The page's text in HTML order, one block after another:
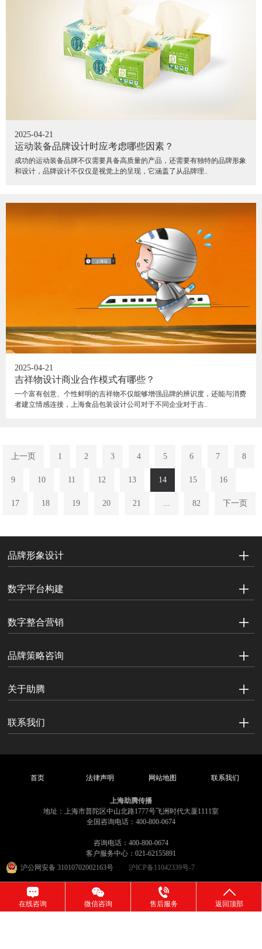
2025-04-21
运动装备品牌设计时应考虑哪些因素？
成功的运动装备品牌不仅需要具备高质量的产品，还需要有独特的品牌形象
和设计，品牌设计不仅仅是视觉上的呈现，它涵盖了从品牌理..
2025-04-21
吉祥物设计商业合作模式有哪些？
一个富有创意、个性鲜明的吉祥物不仅能够增强品牌的辨识度，还能与消费
者建立情感连接，上海食品包装设计公司对于不同企业对于吉..
上一页 1 2 3 4 5 6 7 8
9 10 11 12 13 14 15 16
17 18 19 20 21 82 下一页
品牌形象设计
数字平台构建
数字整合营销
品牌策略咨询
关于助腾
联系我们
首页 法律声明 网站地图 联系我们
上海助腾传播
地址：上海市普陀区中山北路1777号飞洲时代大厦1111室
全国咨询电话：400-800-0674
咨询电话：400-800-0674
客户服务中心：021-62155891
沪公网安备 31010702002163号
沪ICP备11042339号-7
在线咨询 微信咨询 售后服务 返回顶部